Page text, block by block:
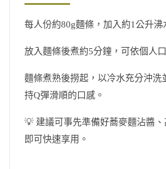
每人份約80g麵條，加入約1公升沸
放入麵條後煮約5分鐘，可依個人
麵條煮熟後撈起，以冷水充分沖洗
持Q彈滑順的口感。
💡 建議可事先準備好蕎麥麵沾醬、
即可快速享用。